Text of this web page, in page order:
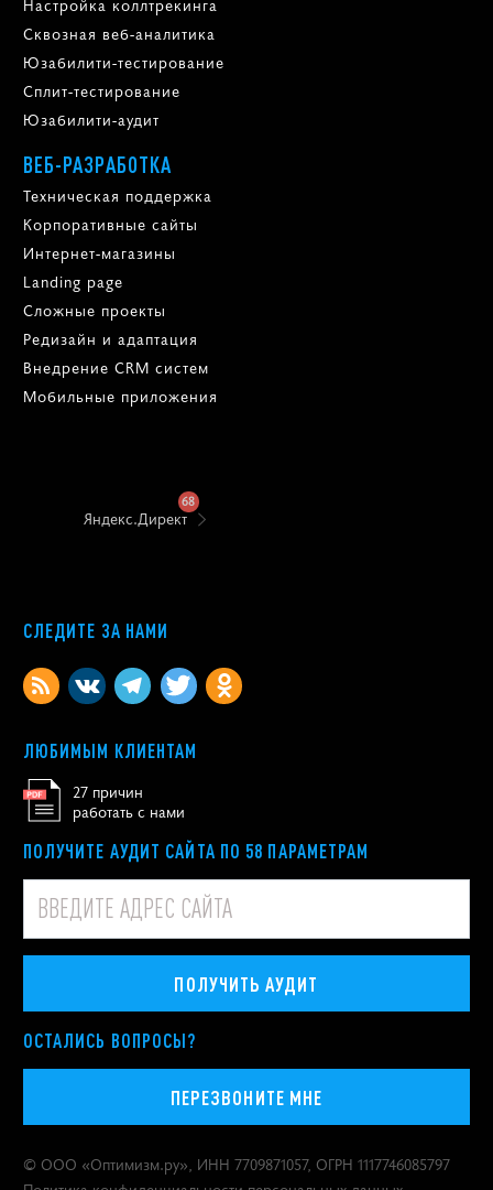
Настройка систем аналитики
Комплексная веб-аналитика
Аналитическая поддержка
Настройка коллтрекинга
Сквозная веб-аналитика
Юзабилити-тестирование
Сплит-тестирование
Юзабилити-аудит
ВЕБ-РАЗРАБОТКА
Техническая поддержка
Корпоративные сайты
Интернет-магазины
Landing page
Сложные проекты
Мобильные приложения
работать с нами
ПОЛУЧИТЕ АУДИТ САЙТА ПО 58 ПАРАМЕТРАМ
Политика конфиденциальности персональных данных